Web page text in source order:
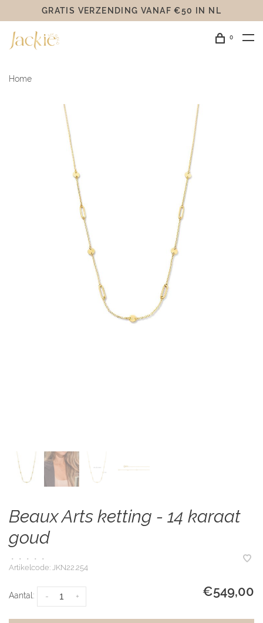
GRATIS VERZENDING VANAF €50 IN NL
0
Home
Beaux Arts ketting - 14 karaat
goud
• • • •
•
Artikelcode: JKN22.254
Aantal: +
- €549,00